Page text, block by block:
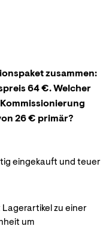
zusammen:
64 €. Welcher
26 € primär?
eingekauft und teuer
Lagerartikel zu einer
um